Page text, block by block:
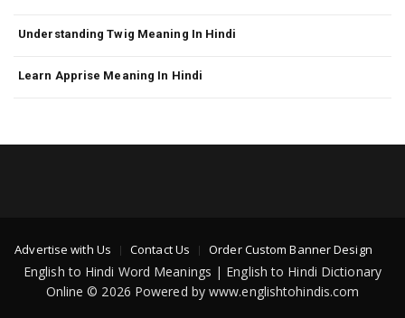
Understanding Twig Meaning In Hindi
Learn Apprise Meaning In Hindi
Advertise with Us Contact Us Order Custom Banner Design
English to Hindi Word Meanings | English to Hindi Dictionary
Online © 2026 Powered by www.englishtohindis.com